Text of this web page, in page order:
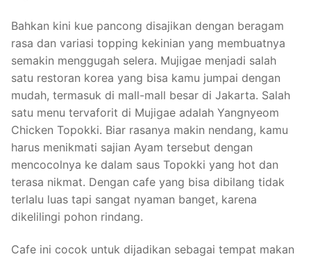
Bahkan kini kue pancong disajikan dengan beragam
rasa dan variasi topping kekinian yang membuatnya
semakin menggugah selera. Mujigae menjadi salah
satu restoran korea yang bisa kamu jumpai dengan
mudah, termasuk di mall-mall besar di Jakarta. Salah
satu menu tervaforit di Mujigae adalah Yangnyeom
Chicken Topokki. Biar rasanya makin nendang, kamu
harus menikmati sajian Ayam tersebut dengan
mencocolnya ke dalam saus Topokki yang hot dan
terasa nikmat. Dengan cafe yang bisa dibilang tidak
terlalu luas tapi sangat nyaman banget, karena
dikelilingi pohon rindang.
Cafe ini cocok untuk dijadikan sebagai tempat makan